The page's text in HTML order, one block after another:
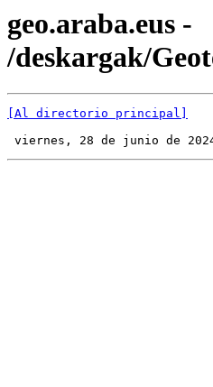
geo.araba.eus -
/deskargak/
[Al directorio principal]
viernes, 28 de junio de